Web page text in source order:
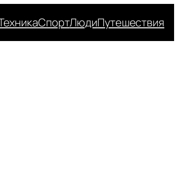
СпортЛюдиПутешествия